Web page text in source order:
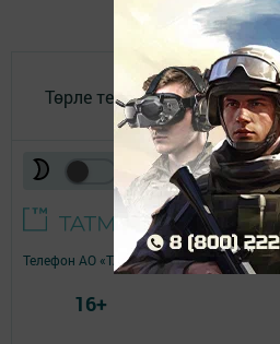
Төрле темалар
Телефон АО «ТАТМЕДИА»:(843) 222 09 84
16+